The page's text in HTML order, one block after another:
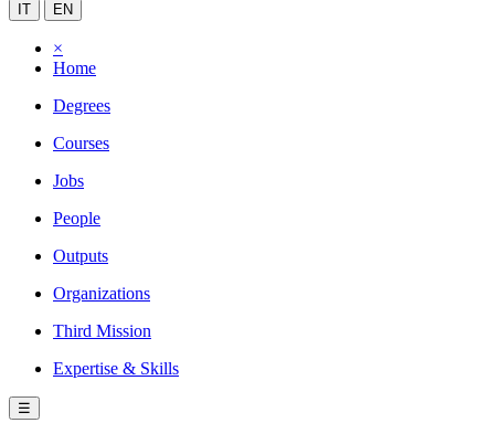
IT EN
×
Home
Degrees
Courses
Jobs
People
Outputs
Organizations
Third Mission
Expertise & Skills
☰